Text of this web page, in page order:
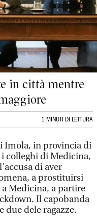
in città mentre
1 MINUTI DI LETTURA
Imola, in provincia di
colleghi di Medicina,
di aver
a prostituirsi
Medicina, a partire
Il capobanda
due dele ragazze.